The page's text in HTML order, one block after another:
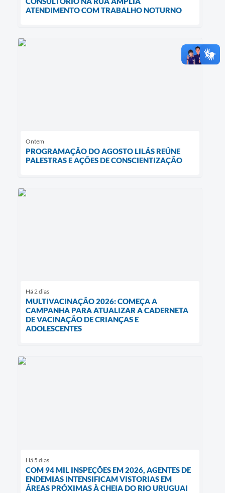
ATENDIMENTO COM TRABALHO NOTURNO
Ontem
PROGRAMAÇÃO DO AGOSTO LILÁS REÚNE
PALESTRAS E AÇÕES DE CONSCIENTIZAÇÃO
Há 2 dias
MULTIVACINAÇÃO 2026: COMEÇA A
CAMPANHA PARA ATUALIZAR A CADERNETA
DE VACINAÇÃO DE CRIANÇAS E
ADOLESCENTES
Há 5 dias
COM 94 MIL INSPEÇÕES EM 2026, AGENTES DE
ENDEMIAS INTENSIFICAM VISTORIAS EM
ÁREAS PRÓXIMAS À CHEIA DO RIO URUGUAI